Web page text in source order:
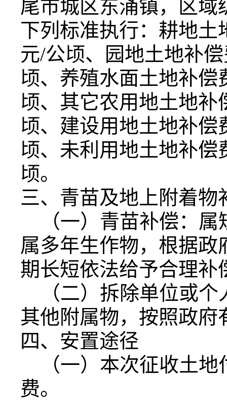
尾市城区东涌镇，区
下列标准执行：耕地土
元/公顷、园地土地补
顷、养殖水面土地补偿
顷、其它农用地土地补
顷、建设用地土地补偿
顷、未利用地土地补偿
顷。
三、青苗及地上附着物
（一）青苗补偿：属
属多年生作物，根据
期长短依法给予合理补
（二）拆除单位或个
其他附属物，按照政府
四、安置途径
（一）本次征收土地
费。